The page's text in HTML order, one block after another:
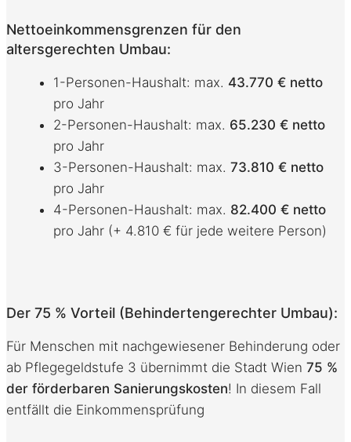
Nettoeinkommensgrenzen für den
altersgerechten Umbau:
1-Personen-Haushalt: max. 43.770 € netto
pro Jahr
2-Personen-Haushalt: max. 65.230 € netto
pro Jahr
3-Personen-Haushalt: max. 73.810 € netto
pro Jahr
4-Personen-Haushalt: max. 82.400 € netto
pro Jahr (+ 4.810 € für jede weitere Person)
Der 75 % Vorteil (Behindertengerechter Umbau):
Für Menschen mit nachgewiesener Behinderung oder
ab Pflegegeldstufe 3 übernimmt die Stadt Wien 75 %
der förderbaren Sanierungskosten! In diesem Fall
entfällt die Einkommensprüfung